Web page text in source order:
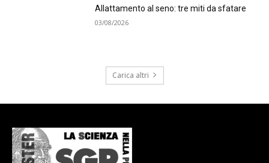
Allattamento al seno: tre miti da sfatare
03/08/2026
Carica altri